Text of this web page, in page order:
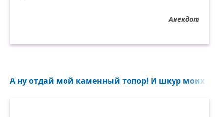
Анекдот
А ну отдай мой каменный топор! И шкур моих